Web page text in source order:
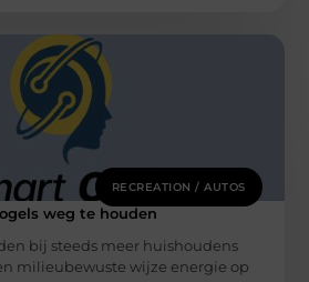
RECREATION / AUTOS
weg te houden
bij steeds meer huishoudens
milieubewuste wijze energie op